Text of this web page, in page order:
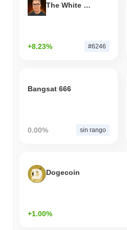
The White Bull
+8.23% #6246
Bangsat 666
0.00% sin rango
Dogecoin
+1.00%